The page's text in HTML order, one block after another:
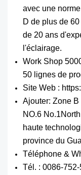
avec une
D de plus de
de 20 ans
l'éclairage.
Work Shop
50 lignes de
Site Web :
Ajouter: Zone
NO.6
haute
province du
Téléphone &
Tél. : 0086-